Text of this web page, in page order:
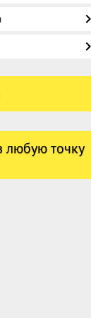
любую точку